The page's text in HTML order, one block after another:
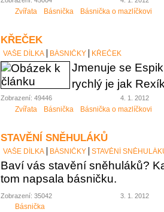
Zvířata Básnička Básnička o mazlíčkovi
KŘEČEK
VAŠE DÍLKA BÁSNIČKY KŘEČEK
Jmenuje se
rychlý je jak
Zobrazení: 49446 4. 1. 2012
Zvířata Básnička Básnička o mazlíčkovi
STAVĚNÍ SNĚHULÁKŮ
VAŠE DÍLKA BÁSNIČKY STAVĚNÍ
Baví vás stavění sněhuláků?
tom napsala básničku.
Zobrazení: 35042 3. 1. 2012
Básnička